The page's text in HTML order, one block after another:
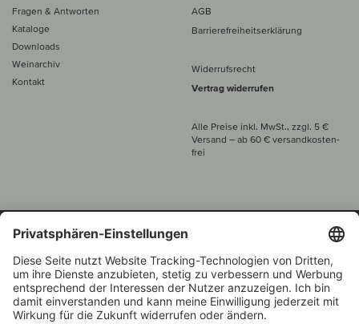
Fragen & Antworten
Kataloge
Downloads
Weinarchiv
Kontakt
AGB
Barrierefreiheitserklärung
Widerrufsrecht
Vertrag widerrufen
Alle Preise inkl. MwSt., zzgl. 5 €
Versand – ab 60 € versand­kosten­
frei
Beratung unter
+49 421 696 797-0
1.000 Winzer –
Über 7.000 Weine
Weinhändler
des Jahres 2022